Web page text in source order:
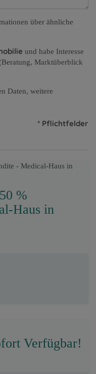
über ähnliche
und habe Interesse
Marktüberblick
Daten, weitere
* Pflichtfelder
%
Haus in
Verfügbar!